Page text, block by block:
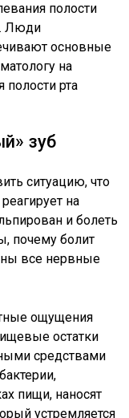
полости
Люди
основные
на
полости рта
зуб
ситуацию, что
на
и болеть
почему болит
все нервные
ощущения
остатки
средствами
пищи, наносят
устремляется